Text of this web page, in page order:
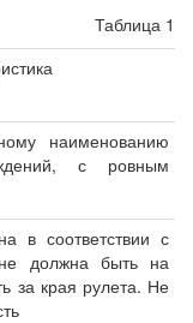
Таблица 1
наименованию
с ровным
в соответствии с
должна быть на
за края рулета. Не